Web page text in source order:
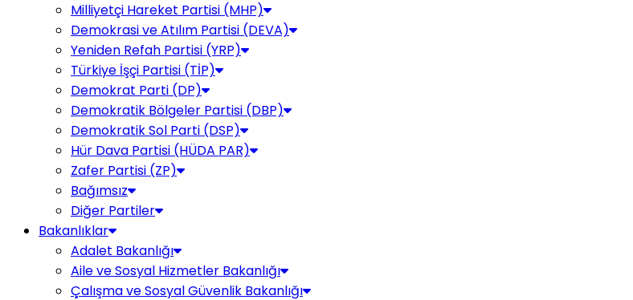
Milliyetçi Hareket Partisi (MHP)
Demokrasi ve Atılım Partisi (DEVA)
Yeniden Refah Partisi (YRP)
Türkiye İşçi Partisi (TİP)
Demokrat Parti (DP)
Demokratik Bölgeler Partisi (DBP)
Demokratik Sol Parti (DSP)
Hür Dava Partisi (HÜDA PAR)
Zafer Partisi (ZP)
Bağımsız
Diğer Partiler
Bakanlıklar
Adalet Bakanlığı
Aile ve Sosyal Hizmetler Bakanlığı
Çalışma ve Sosyal Güvenlik Bakanlığı